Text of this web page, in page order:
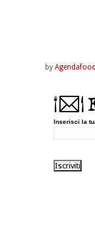
by Agendafood
Inserisci la